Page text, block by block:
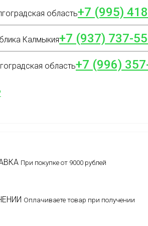
область+7 (995)
Калмыкия+7 (937) 737-
область+7 (996)
При покупке от 9000 рублей
Оплачиваете товар при получении